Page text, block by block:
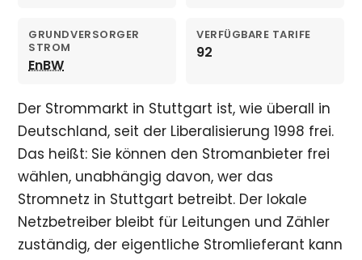
GRUNDVERSORGER
STROM
EnBW
VERFÜGBARE TARIFE
92
Der Strommarkt in Stuttgart ist, wie überall in
Deutschland, seit der Liberalisierung 1998 frei.
Das heißt: Sie können den Stromanbieter frei
wählen, unabhängig davon, wer das
Stromnetz in Stuttgart betreibt. Der lokale
Netzbetreiber bleibt für Leitungen und Zähler
zuständig, der eigentliche Stromlieferant kann